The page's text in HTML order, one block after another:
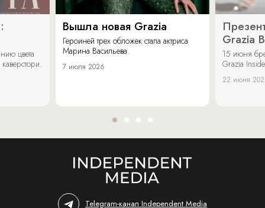
цвета
Вышла новая Grazia
Героиней трех обложек стала актриса
Марина Васильева.
7 июля 2026
Grazia
15 июня
Grazia
22 июня
Telegram-канал Independent Media